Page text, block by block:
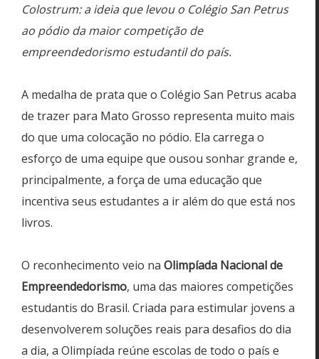
Colostrum: a ideia que levou o Colégio San Petrus
ao pódio da maior competição de
empreendedorismo estudantil do país.
A medalha de prata que o Colégio San Petrus acaba
de trazer para Mato Grosso representa muito mais
do que uma colocação no pódio. Ela carrega o
esforço de uma equipe que ousou sonhar grande e,
principalmente, a força de uma educação que
incentiva seus estudantes a ir além do que está nos
livros.
O reconhecimento veio na Olimpíada Nacional de
Empreendedorismo, uma das maiores competições
estudantis do Brasil. Criada para estimular jovens a
desenvolverem soluções reais para desafios do dia
a dia, a Olimpíada reúne escolas de todo o país e